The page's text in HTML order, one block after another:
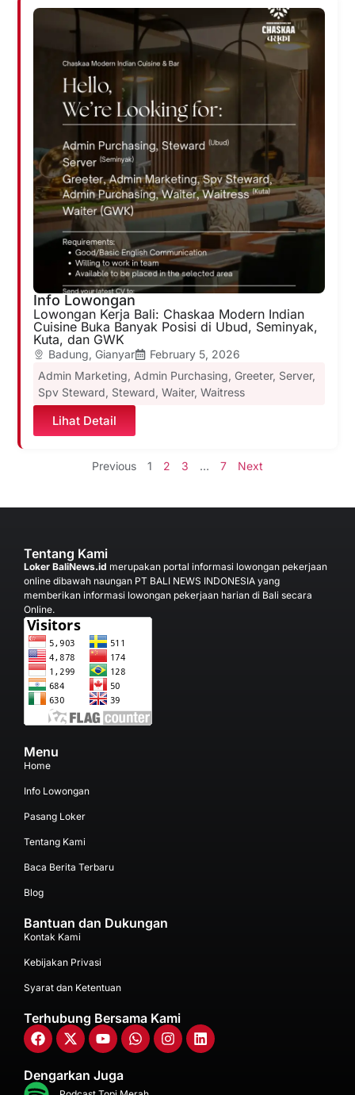
Info Lowongan
Lowongan Kerja Bali: Chaskaa Modern Indian
Cuisine Buka Banyak Posisi di Ubud, Seminyak,
Kuta, dan GWK
Badung, Gianyar
February 5, 2026
Admin Marketing, Admin Purchasing, Greeter, Server,
Spv Steward, Steward, Waiter, Waitress
Lihat Detail
Previous 1 2 3 … 7 Next
Tentang Kami
Loker BaliNews.id merupakan portal informasi lowongan pekerjaan
online dibawah naungan PT BALI NEWS INDONESIA yang
memberikan informasi lowongan pekerjaan harian di Bali secara
Online.
Menu
Home
Info Lowongan
Pasang Loker
Tentang Kami
Baca Berita Terbaru
Blog
Bantuan dan Dukungan
Kontak Kami
Kebijakan Privasi
Syarat dan Ketentuan
Terhubung Bersama Kami
Dengarkan Juga